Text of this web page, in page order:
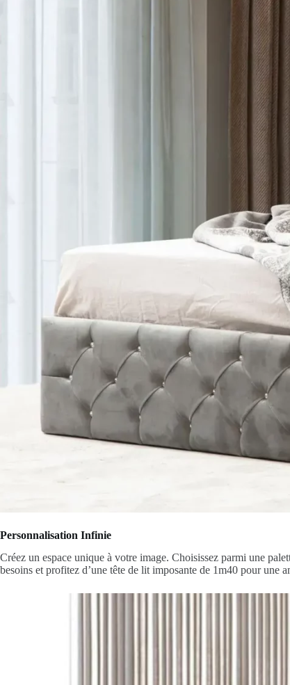
Personnalisation Infinie
Créez un espace unique à votre image. Choisissez parmi une
besoins et profitez d’une tête de lit imposante de 1m40 pour une